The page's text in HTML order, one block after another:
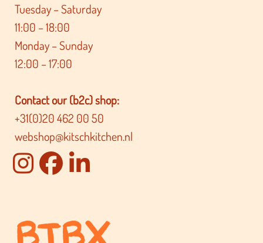
Tuesday – Saturday
11:00 – 18:00
Monday – Sunday
12:00 – 17:00
Contact our (b2c) shop:
+31(0)20 462 00 50
webshop@kitschkitchen.nl